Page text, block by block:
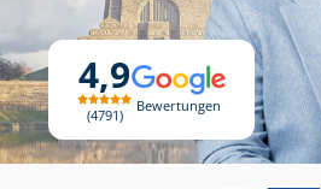
4,9
4791
Bewertungen